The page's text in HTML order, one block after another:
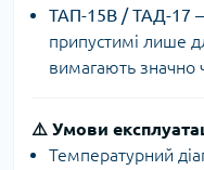
ТАП-15В / ТАД-17
припустимі лише
вимагають значно
⚠️ Умови
Температурний